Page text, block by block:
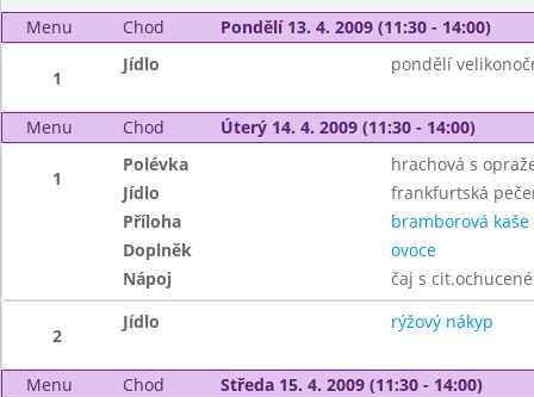
Menu Chod Pondělí 13. 4. 2009 (11:30 - 14:00)
1
Jídlo pondělí
Menu Chod Úterý 14. 4. 2009 (11:30 - 14:00)
1
Polévka
hrachová s
Jídlo
frankfurtská
Příloha
bramborová kaše
Doplněk
ovoce
Nápoj
čaj s
2
Jídlo rýžový nákyp
Menu Chod Středa 15. 4. 2009 (11:30 - 14:00)